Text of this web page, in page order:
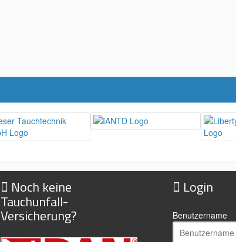
Noch keine
Tauchunfall-
Versicherung?
Login
Benutzername